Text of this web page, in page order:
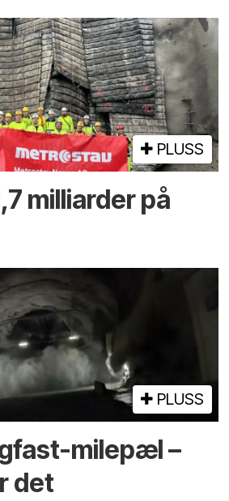
PLUSS
milliarder på
PLUSS
milepæl –
det